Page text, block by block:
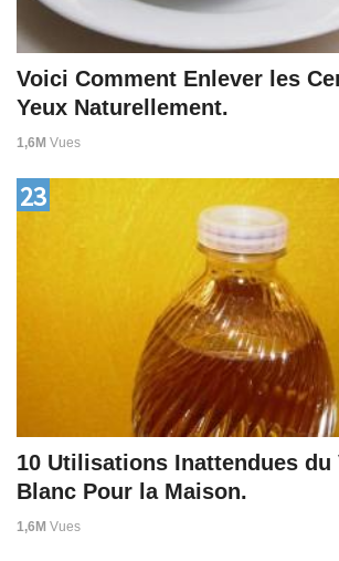
Voici Comment Enlever les
Yeux Naturellement.
1,6M Vues
23
10 Utilisations Inattendues du
Blanc Pour la Maison.
1,6M Vues